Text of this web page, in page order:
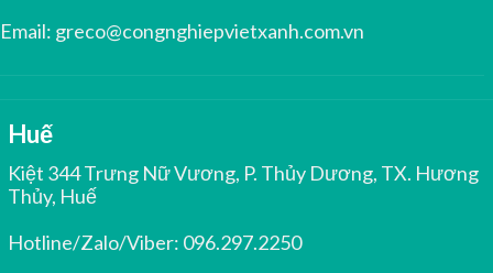
Email: greco@congnghiepvietxanh.com.vn
Huế
Kiệt 344 Trưng Nữ Vương, P. Thủy Dương, TX. Hương
Thủy, Huế
Hotline/Zalo/Viber: 096.297.2250